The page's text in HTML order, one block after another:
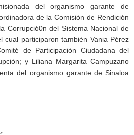
del organismo garante de
de la Comisión de Rendición
Corrupció0n del Sistema Nacional de
cual participaron también Vania Pérez
de Participación Ciudadana del
y Liliana Margarita Campuzano
del organismo garante de Sinaloa